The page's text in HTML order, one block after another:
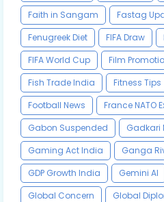
Faith in Sangam Fastag
Fenugreek Diet
FIFA Draw
FIFA World Cup
Film
Fish Trade India
Fitness Tips
Football News
France NATO
Gabon Suspended
Gadkari
Gaming Act India
Ganga
GDP Growth India
Gemini AI
Global Concern
Global